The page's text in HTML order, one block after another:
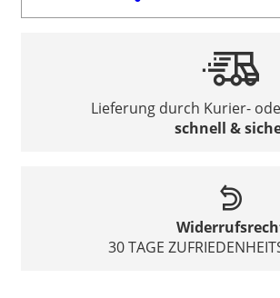
Lieferung durch Kurier-
schnell &
30 TAGE